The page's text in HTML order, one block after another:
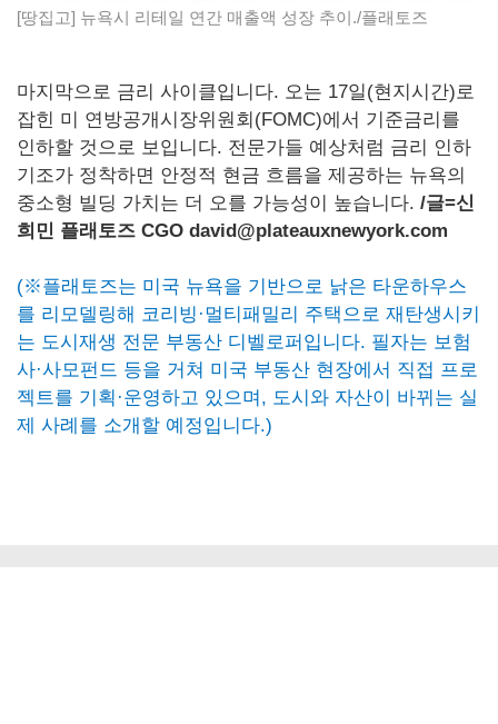
[땅집고] 뉴욕시 리테일 연간 매출액 성장 추이./플래토즈
마지막으로 금리 사이클입니다. 오는 17일(현지시간)로
잡힌 미 연방공개시장위원회(FOMC)에서 기준금리를
인하할 것으로 보입니다. 전문가들 예상처럼 금리 인하
기조가 정착하면 안정적 현금 흐름을 제공하는 뉴욕의
중소형 빌딩 가치는 더 오를 가능성이 높습니다. /글=신
희민 플래토즈 CGO david@plateauxnewyork.com
(※플래토즈는 미국 뉴욕을 기반으로 낡은 타운하우스
를 리모델링해 코리빙·멀티패밀리 주택으로 재탄생시키
는 도시재생 전문 부동산 디벨로퍼입니다. 필자는 보험
사·사모펀드 등을 거쳐 미국 부동산 현장에서 직접 프로
젝트를 기획·운영하고 있으며, 도시와 자산이 바뀌는 실
제 사례를 소개할 예정입니다.)